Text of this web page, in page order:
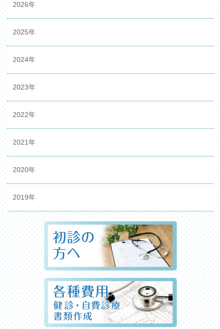
2026年
2025年
2024年
2023年
2022年
2021年
2020年
2019年